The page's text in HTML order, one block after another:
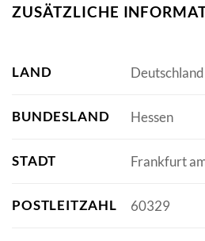
ZUSÄTZLICHE
LAND Deutschland
BUNDESLAND Hessen
STADT Frankfurt
POSTLEITZAHL 60329